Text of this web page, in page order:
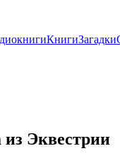
КнигиЗагадки
Эквестрии